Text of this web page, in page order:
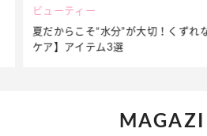
ビューティー
夏だからこそ“水分”が大切！くずれ
ケア】アイテム3選